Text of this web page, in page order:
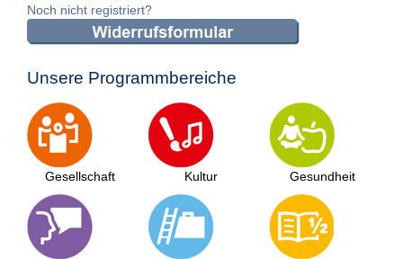
Noch nicht registriert?
Unsere Programmbereiche
Gesellschaft Kultur Gesundheit